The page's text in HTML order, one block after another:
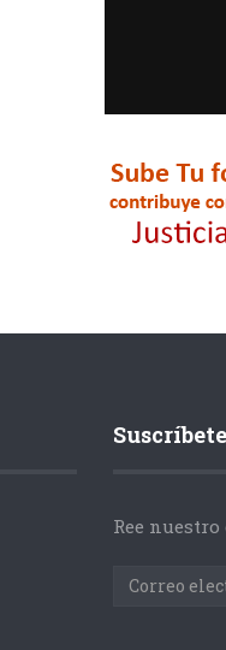
Suscríbete
Ree nuestro